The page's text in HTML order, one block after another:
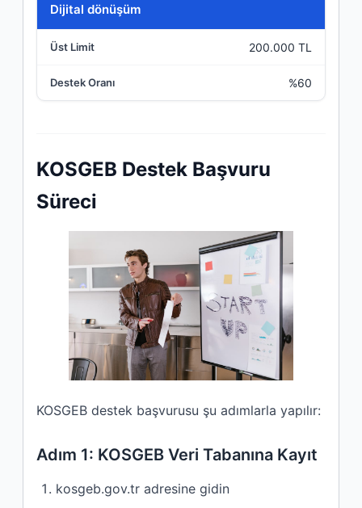
Dijital dönüşüm
200.000 TL
%60
KOSGEB Destek Başvuru
Süreci
KOSGEB destek başvurusu şu adımlarla yapılır:
Adım 1: KOSGEB Veri Tabanına Kayıt
kosgeb.gov.tr adresine gidin